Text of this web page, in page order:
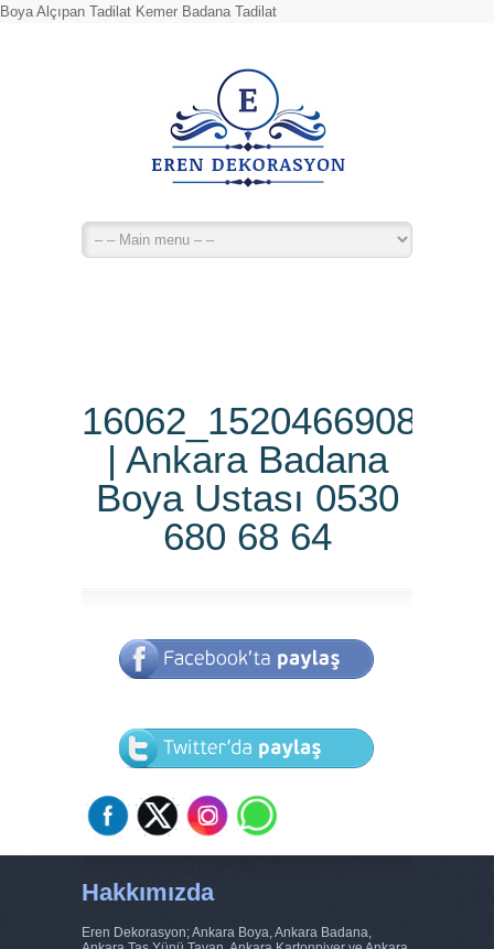
Boya Alçıpan Tadilat Kemer Badana Tadilat
| Ankara Badana
Boya Ustası 0530
680 68 64
Hakkımızda
Eren Dekorasyon; Ankara Boya, Ankara Badana,